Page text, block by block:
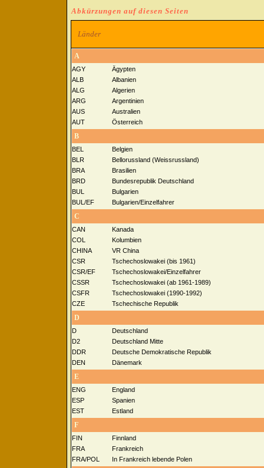
Abkürzungen auf diesen Seiten
Länder
A
AGY
Ägypten
ALB
Albanien
ALG
Algerien
ARG
Argentinien
AUS
Australien
AUT
Österreich
B
BEL
Belgien
BLR
Bellorussland (Weissrussland)
BRA
Brasilien
BRD
Bundesrepublik Deutschland
BUL
Bulgarien
BUL/EF
Bulgarien/Einzelfahrer
C
CAN
Kanada
COL
Kolumbien
CHINA
VR China
CSR
Tschechoslowakei (bis 1961)
CSR/EF
Tschechoslowakei/Einzelfahrer
CSSR
Tschechoslowakei (ab 1961-1989)
CSFR
Tschechoslowakei (1990-1992)
CZE
Tschechische Republik
D
D
Deutschland
D2
Deutschland Mitte
DDR
Deutsche Demokratische Republik
DEN
Dänemark
E
ENG
England
ESP
Spanien
EST
Estland
F
FIN
Finnland
FRA
Frankreich
FRA/POL
In Frankreich lebende Polen